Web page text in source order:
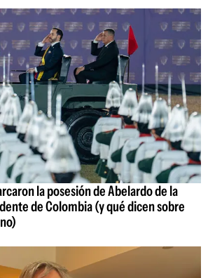
la posesión de Abelardo de la
de Colombia (y qué dicen sobre